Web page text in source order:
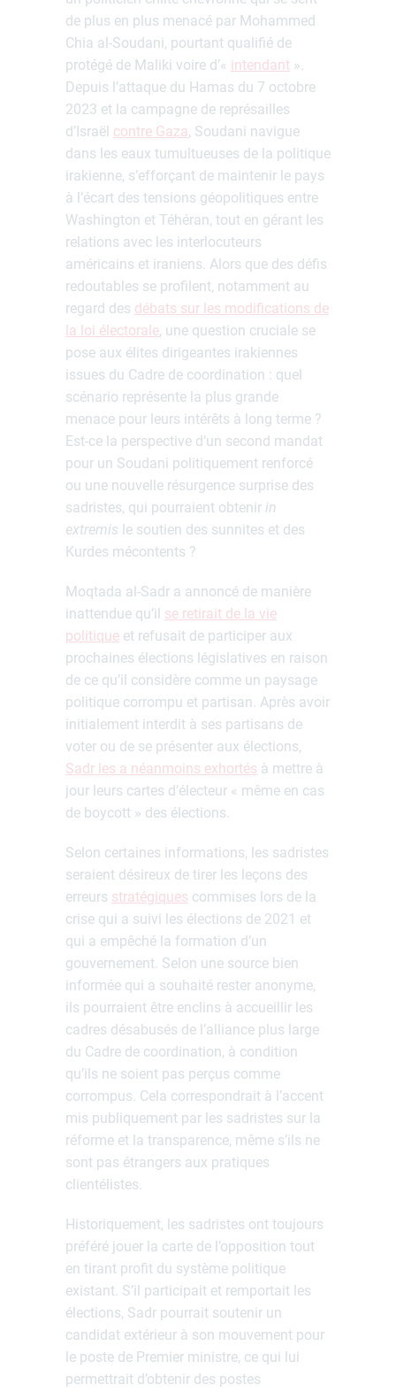
de plus en plus menacé par Mohammed
Chia al-Soudani, pourtant qualifié de
protégé de Maliki voire d’« intendant ».
Depuis l’attaque du Hamas du 7 octobre
2023 et la campagne de représailles
d’Israël contre Gaza, Soudani navigue
dans les eaux tumultueuses de la politique
irakienne, s’efforçant de maintenir le pays
à l’écart des tensions géopolitiques entre
Washington et Téhéran, tout en gérant les
relations avec les interlocuteurs
américains et iraniens. Alors que des défis
redoutables se profilent, notamment au
regard des débats sur les modifications de
la loi électorale, une question cruciale se
pose aux élites dirigeantes irakiennes
issues du Cadre de coordination : quel
scénario représente la plus grande
menace pour leurs intérêts à long terme ?
Est-ce la perspective d’un second mandat
pour un Soudani politiquement renforcé
ou une nouvelle résurgence surprise des
sadristes, qui pourraient obtenir in
extremis le soutien des sunnites et des
Kurdes mécontents ?
Moqtada al-Sadr a annoncé de manière
inattendue qu’il se retirait de la vie
politique et refusait de participer aux
prochaines élections législatives en raison
de ce qu’il considère comme un paysage
politique corrompu et partisan. Après avoir
initialement interdit à ses partisans de
voter ou de se présenter aux élections,
Sadr les a néanmoins exhortés à mettre à
jour leurs cartes d’électeur « même en cas
de boycott » des élections.
Selon certaines informations, les sadristes
seraient désireux de tirer les leçons des
erreurs stratégiques commises lors de la
crise qui a suivi les élections de 2021 et
qui a empêché la formation d’un
gouvernement. Selon une source bien
informée qui a souhaité rester anonyme,
ils pourraient être enclins à accueillir les
cadres désabusés de l’alliance plus large
du Cadre de coordination, à condition
qu’ils ne soient pas perçus comme
corrompus. Cela correspondrait à l’accent
mis publiquement par les sadristes sur la
réforme et la transparence, même s’ils ne
sont pas étrangers aux pratiques
clientélistes.
Historiquement, les sadristes ont toujours
préféré jouer la carte de l’opposition tout
en tirant profit du système politique
existant. S’il participait et remportait les
élections, Sadr pourrait soutenir un
candidat extérieur à son mouvement pour
le poste de Premier ministre, ce qui lui
permettrait d’obtenir des postes